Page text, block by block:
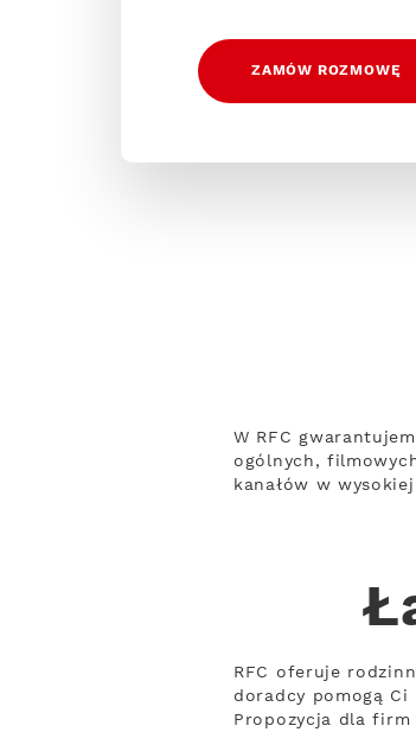
ZAMÓW ROZMOWĘ
W RFC
ogólnych,
kanałów w
RFC oferuje
doradcy pomogą
Propozycja dla